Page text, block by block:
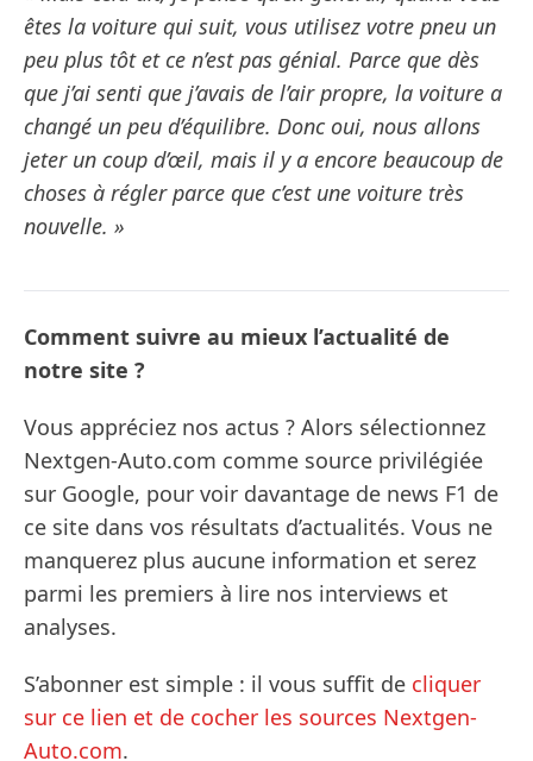
êtes la voiture qui suit, vous utilisez votre pneu un
peu plus tôt et ce n’est pas génial. Parce que dès
que j’ai senti que j’avais de l’air propre, la voiture a
changé un peu d’équilibre. Donc oui, nous allons
jeter un coup d’œil, mais il y a encore beaucoup de
choses à régler parce que c’est une voiture très
nouvelle. »
Comment suivre au mieux l’actualité de
notre site ?
Vous appréciez nos actus ? Alors sélectionnez
Nextgen-Auto.com comme source privilégiée
sur Google, pour voir davantage de news F1 de
ce site dans vos résultats d’actualités. Vous ne
manquerez plus aucune information et serez
parmi les premiers à lire nos interviews et
analyses.
S’abonner est simple : il vous suffit de cliquer
sur ce lien et de cocher les sources Nextgen-
Auto.com.